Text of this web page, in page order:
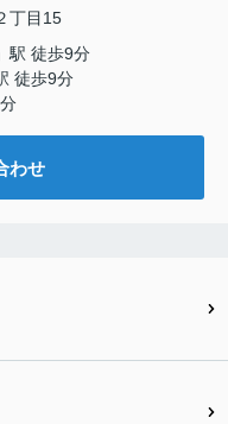
丁目15
」駅 徒歩9分
徒歩9分
わせ